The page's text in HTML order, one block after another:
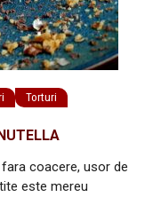
Torturi
coacere, usor de
este mereu